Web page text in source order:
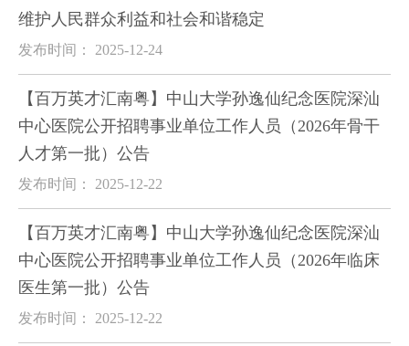
维护人民群众利益和社会和谐稳定
发布时间： 2025-12-24
【百万英才汇南粤】中山大学孙逸仙纪念医院深汕
中心医院公开招聘事业单位工作人员（2026年骨干
人才第一批）公告
发布时间： 2025-12-22
【百万英才汇南粤】中山大学孙逸仙纪念医院深汕
中心医院公开招聘事业单位工作人员（2026年临床
医生第一批）公告
发布时间： 2025-12-22